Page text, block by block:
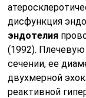
дисфункция
эндотелия
(1992).
сечении, ее
двухмерной
реактивной